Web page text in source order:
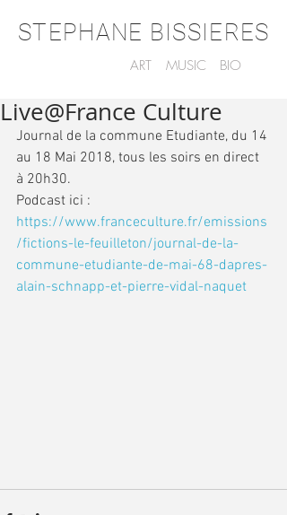
STEPHANE BISSIERES
ART MUSIC BIO
Live@France Culture
Journal de la commune Etudiante, du 14
au 18 Mai 2018, tous les soirs en direct
à 20h30.
Podcast ici :
https://www.franceculture.fr/emissions
/fictions-le-feuilleton/journal-de-la-
commune-etudiante-de-mai-68-dapres-
alain-schnapp-et-pierre-vidal-naquet